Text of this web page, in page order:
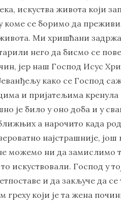
искуства живота који
коме се боримо да
Ми хришћани
него да бисмо се
јер наш Господ Исус
како се Господ
и пријатељима
је било у оно доба и у
а нарочито када
најстрашније, још
можемо ни да замислимо
искуствовали. Господ у
и да закључе да
који је та жена